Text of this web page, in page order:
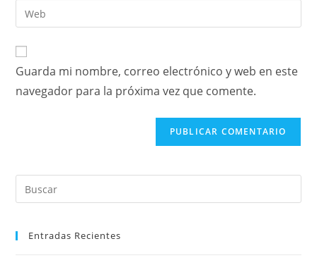
Guarda mi nombre, correo electrónico y web en este
navegador para la próxima vez que comente.
Entradas Recientes